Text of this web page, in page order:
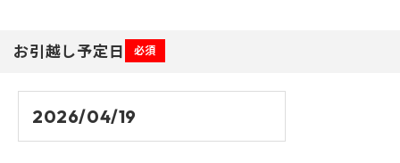
お引越し予定日 必須